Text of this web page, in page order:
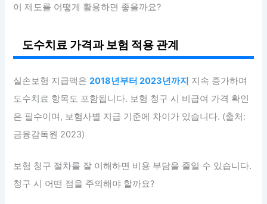
이 제도를 어떻게 활용하면 좋을까요?
도수치료 가격과 보험 적용 관계
실손보험 지급액은2018년부터 2023년까지 지속 증가하며
도수치료 항목도 포함됩니다. 보험 청구 시 비급여 가격 확인
은 필수이며, 보험사별 지급 기준에 차이가 있습니다. (출처:
금융감독원 2023)
보험 청구 절차를 잘 이해하면 비용 부담을 줄일 수 있습니다.
청구 시 어떤 점을 주의해야 할까요?